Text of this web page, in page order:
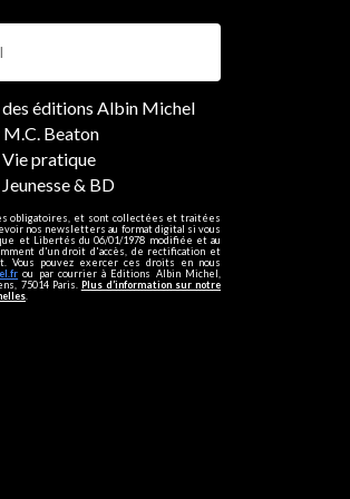
des éditions Albin Michel
M.C. Beaton
Vie pratique
& BD
obligatoires, et sont collectées et traitées
nos newsletters au format digital si vous
et Libertés du 06/01/1978 modifiée et au
d'un droit d'accès, de rectification et
Vous pouvez exercer ces droits en nous
ou par courrier à Editions Albin Michel,
75014 Paris. Plus d’information sur notre